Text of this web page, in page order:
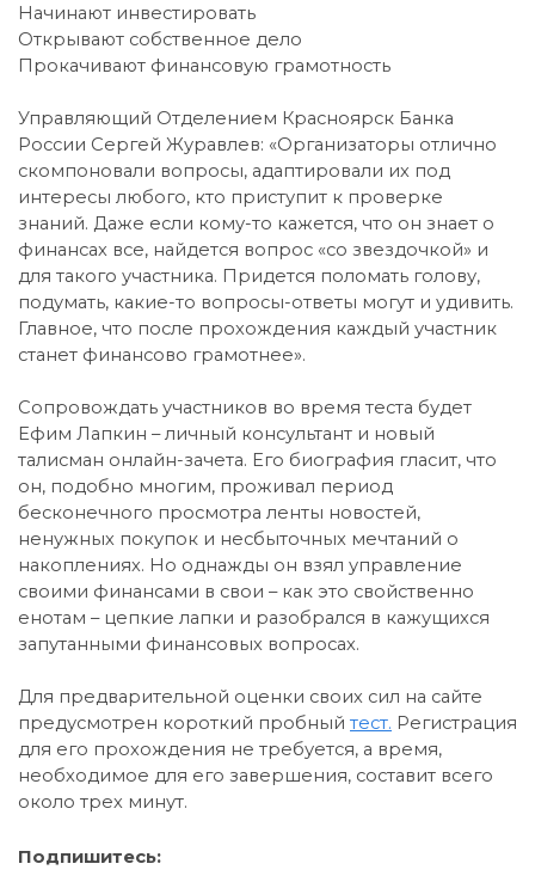
Начинают инвестировать
Открывают собственное дело
Прокачивают финансовую грамотность
Управляющий Отделением Красноярск Банка
России Сергей Журавлев: «Организаторы отлично
скомпоновали вопросы, адаптировали их под
интересы любого, кто приступит к проверке
знаний. Даже если кому-то кажется, что он знает о
финансах все, найдется вопрос «со звездочкой» и
для такого участника. Придется поломать голову,
подумать, какие-то вопросы-ответы могут и удивить.
Главное, что после прохождения каждый участник
станет финансово грамотнее».
Сопровождать участников во время теста будет
Ефим Лапкин – личный консультант и новый
талисман онлайн-зачета. Его биография гласит, что
он, подобно многим, проживал период
бесконечного просмотра ленты новостей,
ненужных покупок и несбыточных мечтаний о
накоплениях. Но однажды он взял управление
своими финансами в свои – как это свойственно
енотам – цепкие лапки и разобрался в кажущихся
запутанными финансовых вопросах.
Для предварительной оценки своих сил на сайте
предусмотрен короткий пробный тест. Регистрация
для его прохождения не требуется, а время,
необходимое для его завершения, составит всего
около трех минут.
Подпишитесь: